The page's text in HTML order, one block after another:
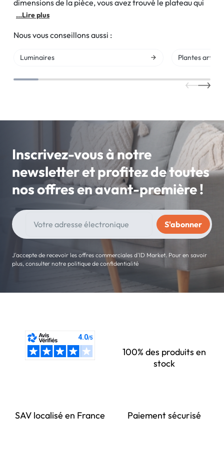
dimensions de la pièce, vous avez trouvé le plateau qui
...Lire plus
Nous vous conseillons aussi :
Luminaires Plantes
Inscrivez-vous à notre
newsletter et profitez de toutes
nos offres en avant-première !
J'accepte de recevoir les offres commerciales d'ID Market. Pour en savoir
plus, consulter notre politique de confidentialité
100% des produits en
stock
SAV localisé en France Paiement sécurisé